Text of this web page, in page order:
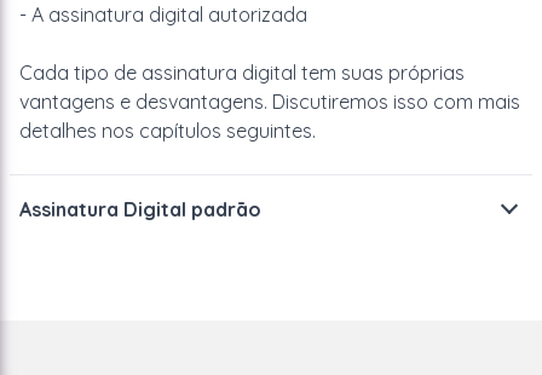
- A assinatura digital autorizada
Cada tipo de assinatura digital tem suas próprias
vantagens e desvantagens. Discutiremos isso com mais
detalhes nos capítulos seguintes.
Assinatura Digital padrāo